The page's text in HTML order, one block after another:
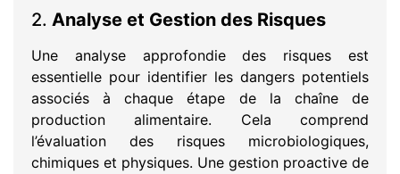
2. Analyse et Gestion des Risques
Une analyse approfondie des risques est
essentielle pour identifier les dangers potentiels
associés à chaque étape de la chaîne de
production alimentaire. Cela comprend
l’évaluation des risques microbiologiques,
chimiques et physiques. Une gestion proactive de